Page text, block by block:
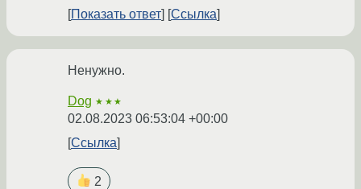
Показать ответ
Ссылка
Ненужно.
Dog ★★★
02.08.2023 06:53:04 +00:00
Ссылка
2